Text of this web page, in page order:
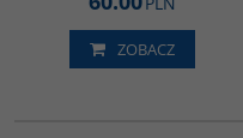
ZOBACZ